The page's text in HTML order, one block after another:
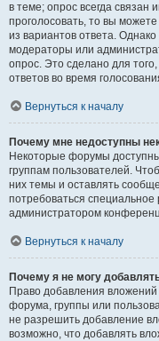
в теме; опрос всегда связан
проголосовать, то вы
из вариантов ответа.
модераторы или
опрос. Это сделано для
ответов во время
Вернуться к началу
Почему мне недоступны
Некоторые форумы
группам пользователей.
них темы и оставлять
потребоваться
администратором
Вернуться к началу
Почему я не могу
Право добавления
форума, группы или
не разрешить добавление
возможно, что добавлять